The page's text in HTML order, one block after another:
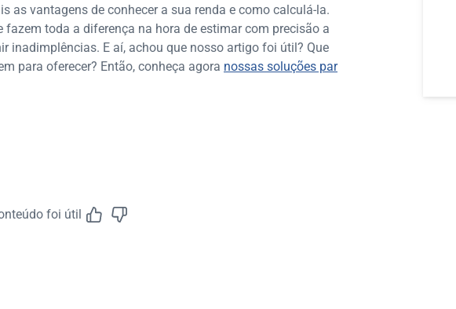
as vantagens de conhecer a sua renda e como calculá-la.
toda a diferença na hora de estimar com precisão a
inadimplências. E aí, achou que nosso artigo foi útil? Que
para oferecer? Então, conheça agora nossas soluções par
Feedback do Artigo
foi útil